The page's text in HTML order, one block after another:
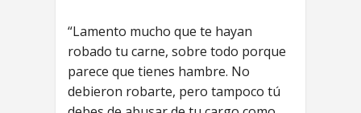
“Lamento mucho que te hayan
robado tu carne, sobre todo porque
parece que tienes hambre. No
debieron robarte, pero tampoco tú